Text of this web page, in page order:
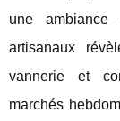
une ambiance
artisanaux
vannerie et
marchés